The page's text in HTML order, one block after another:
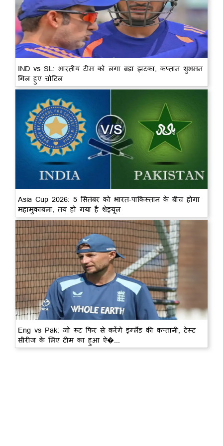
IND vs SL: भारतीय टीम को लगा बड़ा झटका, कप्तान शुभमन
गिल हुए चोटिल
Asia Cup 2026: 5 सितंबर को भारत-पाकिस्तान के बीच होगा
महामुकाबला, तय हो गया है शेड्यूल
Eng vs Pak: जो रूट फिर से करेंगे इंग्लैंड की कप्तानी, टेस्ट
सीरीज के लिए टीम का हुआ ऐ�...